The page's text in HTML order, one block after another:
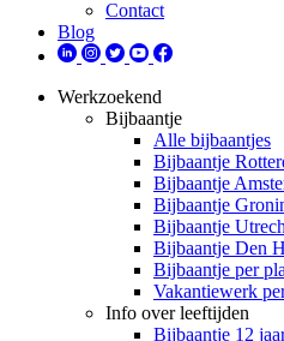
Contact
Blog
Werkzoekend
Bijbaantje
Alle bijbaantjes
Bijbaantje
Bijbaantje
Bijbaantje
Bijbaantje
Bijbaantje Den
Bijbaantje per
Vakantiewerk
Info over leeftijden
Bijbaantje 12